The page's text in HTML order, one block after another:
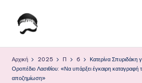
Μετάβαση
ο
Κ
Αρχική 2025 Π 6
Κατερίνα Σπυριδάκη
Οροπέδιο Λασιθίου: «Να υπάρξει έγκαιρη καταγραφή
αποζημίωση»